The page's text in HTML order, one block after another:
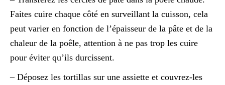
Faites cuire chaque côté en surveillant la cuisson, cela
peut varier en fonction de l’épaisseur de la pâte et de la
chaleur de la poêle, attention à ne pas trop les cuire
pour éviter qu’ils durcissent.
– Déposez les tortillas sur une assiette et couvrez-les